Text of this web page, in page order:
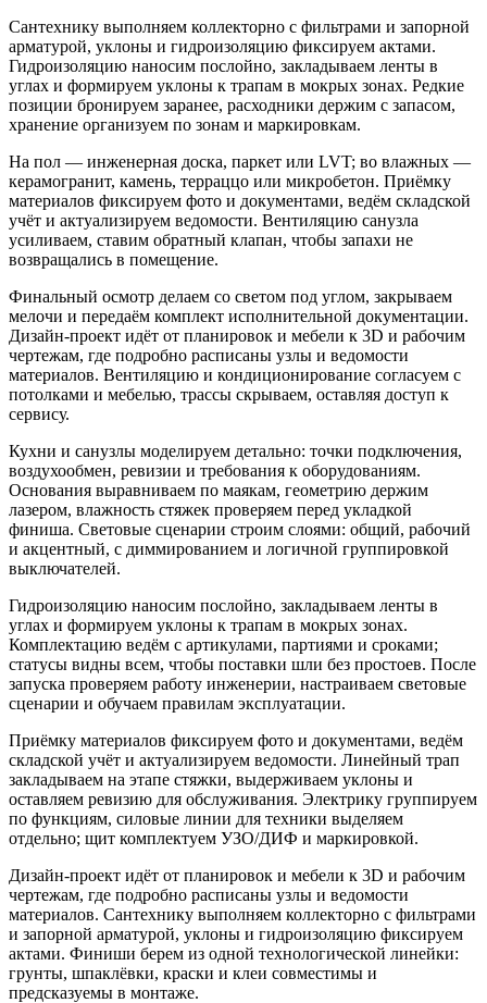
Сантехнику выполняем коллекторно с фильтрами и запорной
арматурой, уклоны и гидроизоляцию фиксируем актами.
Гидроизоляцию наносим послойно, закладываем ленты в
углах и формируем уклоны к трапам в мокрых зонах. Редкие
позиции бронируем заранее, расходники держим с запасом,
хранение организуем по зонам и маркировкам.
На пол — инженерная доска, паркет или LVT; во влажных —
керамогранит, камень, терраццо или микробетон. Приёмку
материалов фиксируем фото и документами, ведём складской
учёт и актуализируем ведомости. Вентиляцию санузла
усиливаем, ставим обратный клапан, чтобы запахи не
возвращались в помещение.
Финальный осмотр делаем со светом под углом, закрываем
мелочи и передаём комплект исполнительной документации.
Дизайн-проект идёт от планировок и мебели к 3D и рабочим
чертежам, где подробно расписаны узлы и ведомости
материалов. Вентиляцию и кондиционирование согласуем с
потолками и мебелью, трассы скрываем, оставляя доступ к
сервису.
Кухни и санузлы моделируем детально: точки подключения,
воздухообмен, ревизии и требования к оборудованиям.
Основания выравниваем по маякам, геометрию держим
лазером, влажность стяжек проверяем перед укладкой
финиша. Световые сценарии строим слоями: общий, рабочий
и акцентный, с диммированием и логичной группировкой
выключателей.
Гидроизоляцию наносим послойно, закладываем ленты в
углах и формируем уклоны к трапам в мокрых зонах.
Комплектацию ведём с артикулами, партиями и сроками;
статусы видны всем, чтобы поставки шли без простоев. После
запуска проверяем работу инженерии, настраиваем световые
сценарии и обучаем правилам эксплуатации.
Приёмку материалов фиксируем фото и документами, ведём
складской учёт и актуализируем ведомости. Линейный трап
закладываем на этапе стяжки, выдерживаем уклоны и
оставляем ревизию для обслуживания. Электрику группируем
по функциям, силовые линии для техники выделяем
отдельно; щит комплектуем УЗО/ДИФ и маркировкой.
Дизайн-проект идёт от планировок и мебели к 3D и рабочим
чертежам, где подробно расписаны узлы и ведомости
материалов. Сантехнику выполняем коллекторно с фильтрами
и запорной арматурой, уклоны и гидроизоляцию фиксируем
актами. Финиши берем из одной технологической линейки:
грунты, шпаклёвки, краски и клеи совместимы и
предсказуемы в монтаже.